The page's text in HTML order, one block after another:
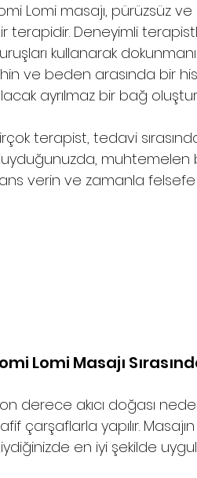
Lomi masajı, pürüzsüz
terapidir. Deneyimli
kullanarak
ve beden arasında bir
ayrılmaz bir bağ
terapist, tedavi
muhtemelen
verin ve zamanla
Lomi Masajı
derece akıcı doğası
çarşaflarla yapılır.
en iyi şekilde